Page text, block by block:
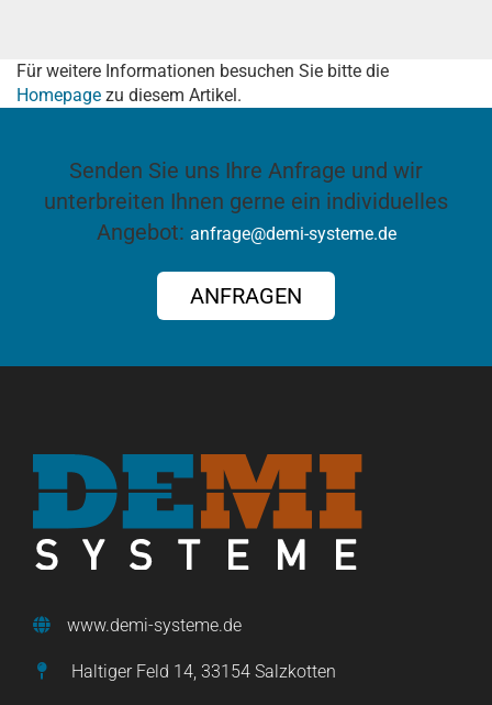
Für weitere Informationen besuchen Sie bitte die
Homepage zu diesem Artikel.
Senden Sie uns Ihre Anfrage und wir
unterbreiten Ihnen gerne ein individuelles
Angebot: anfrage@demi-systeme.de
ANFRAGEN
www.demi-systeme.de
Haltiger Feld 14, 33154 Salzkotten